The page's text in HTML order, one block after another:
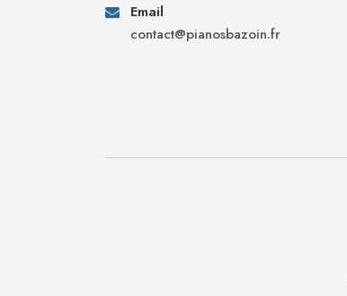
Email
contact@pianosbazoin.fr